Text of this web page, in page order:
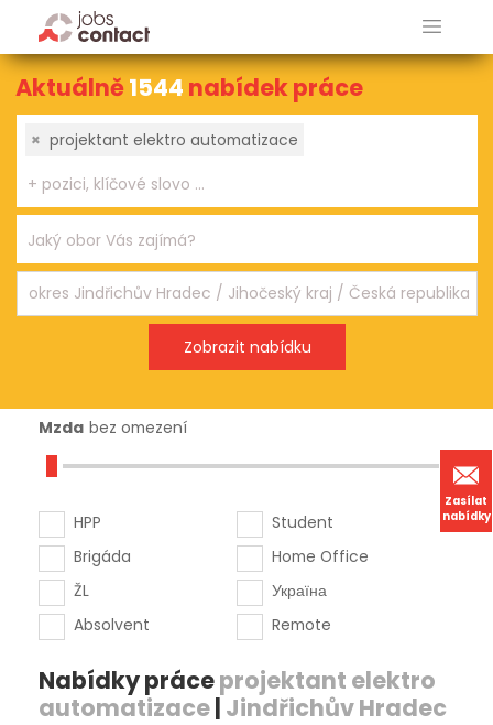
Zasílat
nabídky
Aktuálně1544 nabídek práce
× projektant elektro automatizace
Mzda bez omezení
HPP
Brigáda
ŽL
Absolvent
Student
Home Office
Україна
Remote
Nabídky práceprojektant elektro
automatizace| Jindřichův Hradec